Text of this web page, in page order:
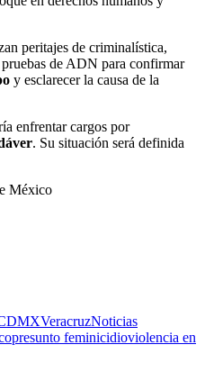
peritajes de criminalística,
de ADN para confirmar
y esclarecer la causa de la
enfrentar cargos por
. Su situación será definida
México
VeracruzNoticias
presunto feminicidioviolencia en